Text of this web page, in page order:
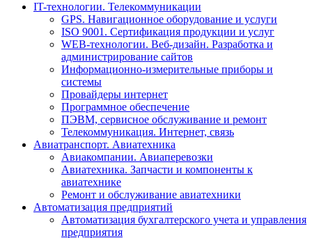
IT-технологии. Телекоммуникации
GPS. Навигационное оборудование и услуги
ISO 9001. Сертификация продукции и услуг
WEB-технологии. Веб-дизайн. Разработка и
администрирование сайтов
Информационно-измерительные приборы и
системы
Провайдеры интернет
Программное обеспечение
ПЭВМ, сервисное обслуживание и ремонт
Телекоммуникация. Интернет, связь
Авиатранспорт. Авиатехника
Авиакомпании. Авиаперевозки
Авиатехника. Запчасти и компоненты к
авиатехнике
Ремонт и обслуживание авиатехники
Автоматизация предприятий
Автоматизация бухгалтерского учета и управления
предприятия